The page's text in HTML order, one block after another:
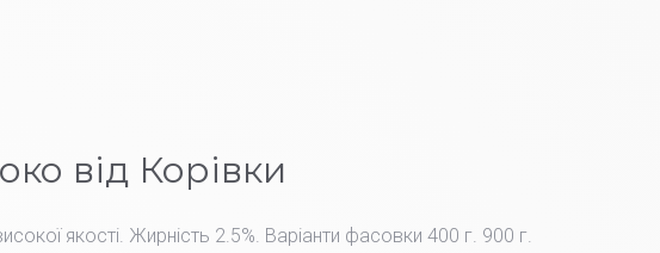
від Корівки
якості. Жирність 2.5%. Варіанти фасовки 400 г. 900 г.